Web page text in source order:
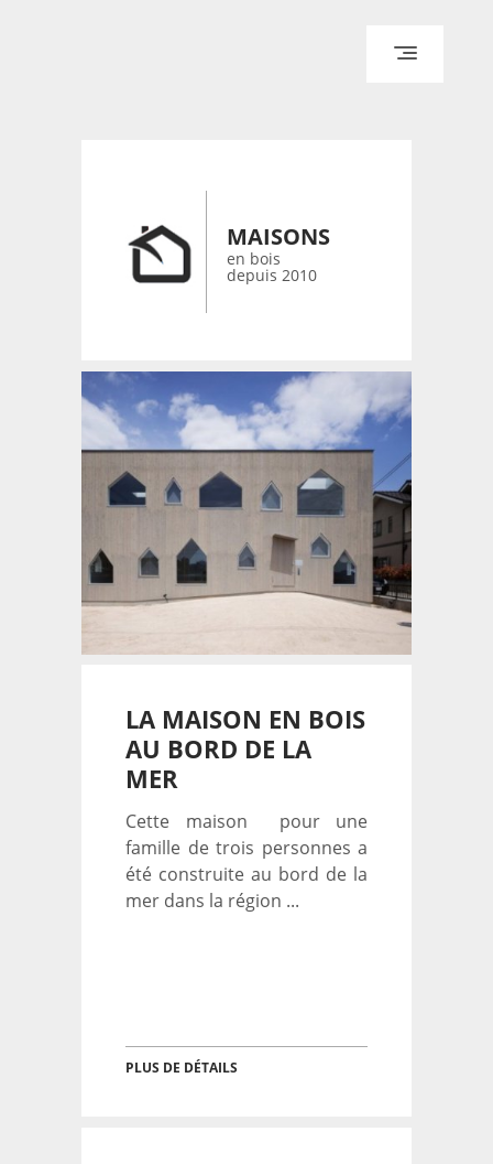
CONTACT
MAISONS
en bois
depuis 2010
LA MAISON EN BOIS
AU BORD DE LA
MER
Cette maison pour une
famille de trois personnes a
été construite au bord de la
mer dans la région ...
PLUS DE DÉTAILS